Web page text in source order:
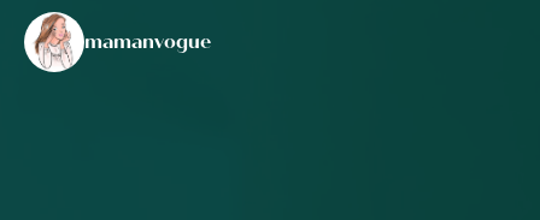
mamanvogue